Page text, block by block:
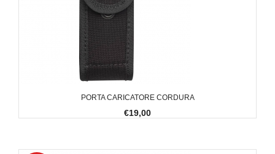
PORTA CARICATORE CORDURA
€19,00